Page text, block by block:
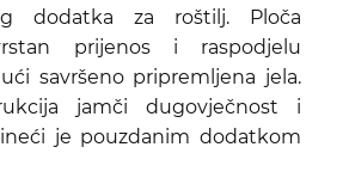
dodatka za roštilj. Ploča
prijenos i raspodjelu
savršeno pripremljena jela.
jamči dugovječnost i
je pouzdanim dodatkom